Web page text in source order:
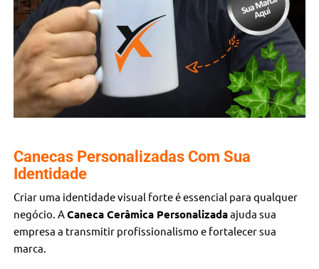
Canecas Personalizadas Com Sua
Identidade
Criar uma identidade visual forte é essencial para qualquer
negócio. ACaneca Cerâmica Personalizadaajuda sua
empresa a transmitir profissionalismo e fortalecer sua
marca.